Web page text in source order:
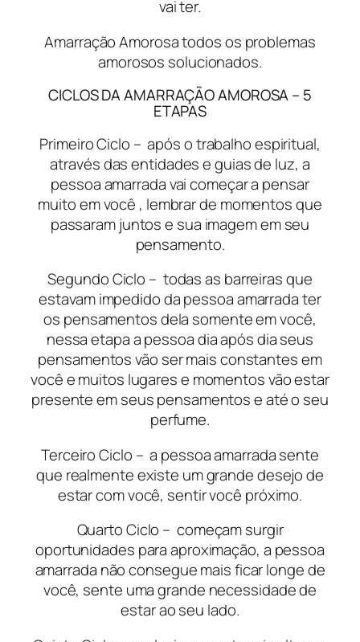
vai ter.
Amarração Amorosa todos os problemas
amorosos solucionados.
CICLOS DA AMARRAÇÃO AMOROSA – 5
ETAPAS
Primeiro Ciclo – após o trabalho espiritual,
através das entidades e guias de luz, a
pessoa amarrada vai começar a pensar
muito em você , lembrar de momentos que
passaram juntos e sua imagem em seu
pensamento.
Segundo Ciclo – todas as barreiras que
estavam impedido da pessoa amarrada ter
os pensamentos dela somente em você,
nessa etapa a pessoa dia após dia seus
pensamentos vão ser mais constantes em
você e muitos lugares e momentos vão estar
presente em seus pensamentos e até o seu
perfume.
Terceiro Ciclo – a pessoa amarrada sente
que realmente existe um grande desejo de
estar com você, sentir você próximo.
Quarto Ciclo – começam surgir
oportunidades para aproximação, a pessoa
amarrada não consegue mais ficar longe de
você, sente uma grande necessidade de
estar ao seu lado.